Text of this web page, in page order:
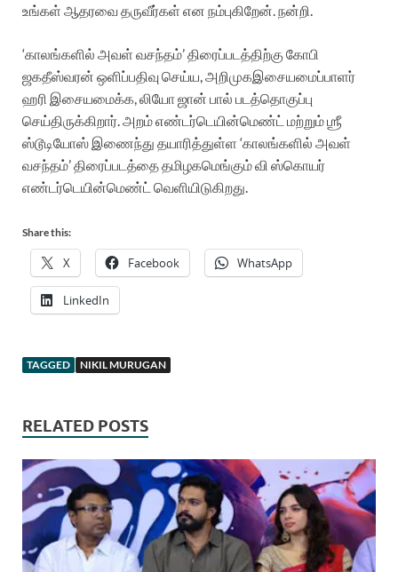
உங்கள் ஆதரவை தருவீர்கள் என நம்புகிறேன் நன்றி
‘காலங்களில் அவள் வசந்தம்’திரைப்படத்திற்கு கோபி
ஜகதீஸ்வரன் ஒளிப்பதிவு செய்ய அறிமுகஇசையமைப்பாளர்
ஹரி இசையமைக்க லியோஜான் பால் படத்தொகுப்பு
செய்திருக்கிறார் அறம்எண்டர்டெயின்மெண்ட் மற்றும்ஶ்ரீ
ஸ்டூடியோஸ் இணைந்து தயாரித்துள்ள ‘காலங்களில் அவள்
வசந்தம்’திரைப்படத்தைதமிழகமெங்கும்வி ஸ்கொயர்
எண்டர்டெயின்மெண்ட் வெளியிடுகிறது
Share this:
X Facebook WhatsApp
LinkedIn
TAGGED NIKIL MURUGAN
RELATED POSTS